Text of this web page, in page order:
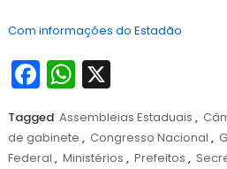
Com informações do Estadão
Facebook
WhatsApp
X
Tagged Assembleias Estaduais ,
de gabinete , Congresso Nacional ,
Federal , Ministérios , Prefeitos ,